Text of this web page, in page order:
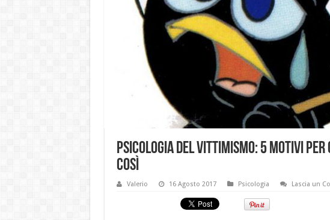
Psicologia del vittimismo: 5 motivi per
così
Valerio 16 Agosto 2017 Psicologia Lascia un